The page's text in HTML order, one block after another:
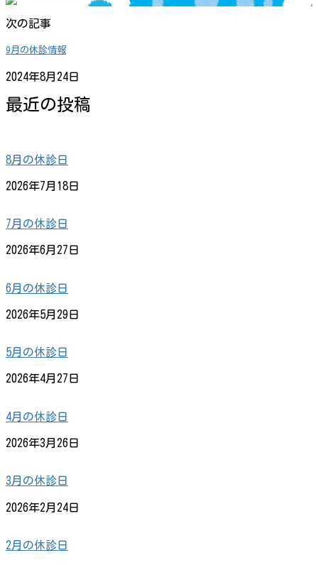
次の記事
9月の休診情報
2024年8月24日
最近の投稿
8月の休診日
2026年7月18日
7月の休診日
2026年6月27日
6月の休診日
2026年5月29日
5月の休診日
2026年4月27日
4月の休診日
2026年3月26日
3月の休診日
2026年2月24日
2月の休診日